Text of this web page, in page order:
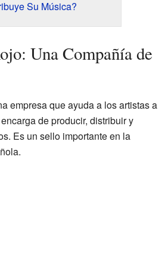
Su Música?
Una Compañía de
empresa que ayuda a los artistas a
de producir, distribuir y
Es un sello importante en la